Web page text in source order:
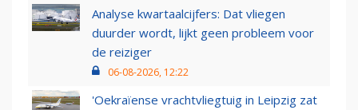
Analyse kwartaalcijfers: Dat vliegen
duurder wordt, lijkt geen probleem voor
de reiziger
06-08-2026, 12:22
'Oekraïense vrachtvliegtuig in Leipzig zat